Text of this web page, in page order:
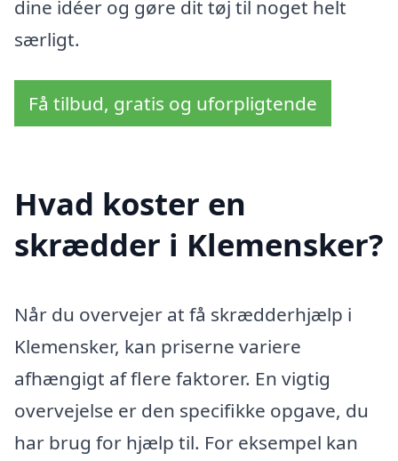
dine idéer og gøre dit tøj til noget helt
særligt.
Få tilbud, gratis og uforpligtende
Hvad koster en
skrædder i Klemensker?
Når du overvejer at få skrædderhjælp i
Klemensker, kan priserne variere
afhængigt af flere faktorer. En vigtig
overvejelse er den specifikke opgave, du
har brug for hjælp til. For eksempel kan